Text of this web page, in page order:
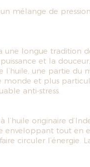
mélange de
une longue tradition
et la
une partie du
monde et plus
anti-stress.
l’huile originaire
enveloppant tout en
circuler l’énergie.